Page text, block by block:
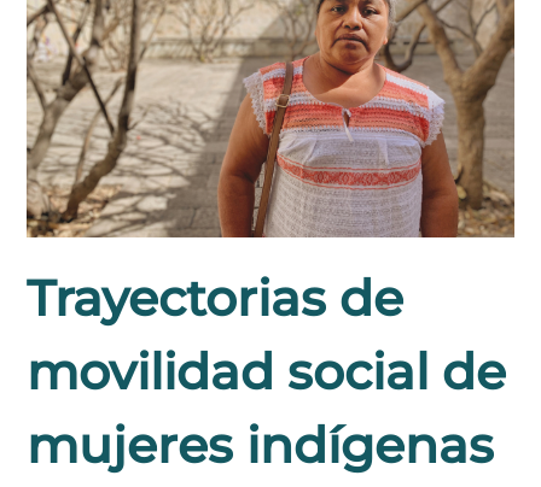
Trayectorias de
movilidad social de
mujeres indígenas